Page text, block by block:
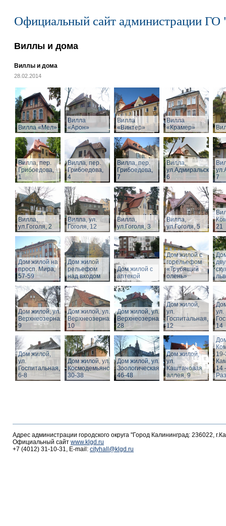
Официальный сайт администрации ГО
Виллы и дома
Виллы и дома
28.02.2014
Вилла «Мел»
Вилла
«Арон»
Вилла
«Винтер»
Вилла
«Крамер»
Вилла, пер.
Грибоедова,
1
Вилла, пер.
Грибоедова,
4
Вилла, пер.
Грибоедова,
7
Вилла,
ул.Адмиральская,
6
7
Вилла,
ул.Гоголя, 2
Вилла, ул.
Гоголя, 12
Вилла,
ул.Гоголя, 3
Вилла,
ул.Гоголя, 5
21
Дом жилой на
просп. Мира,
57-59
Дом жилой
рельефом
над входом
Дом жилой с
аптекой
Дом жилой с
горельефом
«Трубящий
олень»
Дом жилой, ул.
Верхнеозерная,
9
Дом жилой, ул.
Верхнеозерная,
10
Дом жилой, ул.
Верхнеозерная,
28
Дом жилой,
ул.
Госпитальная,
12
ул.
14
Дом жилой,
ул.
Госпитальная,
6-8
Дом жилой, ул. З.
Космодемьянской
30-38
Дом жилой, ул.
Зоологическая,
46-48
Дом жилой,
ул.
Каштановая
аллея, 9
14
Адрес администрации городского округа "Город Калининград: 236022,
Официальный сайт www.klgd.ru
+7 (4012) 31-10-31, E-mail: cityhall@klgd.ru